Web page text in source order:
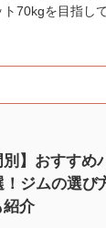
ト70kgを目指し
別】おすすめ
！ジムの選び
紹介